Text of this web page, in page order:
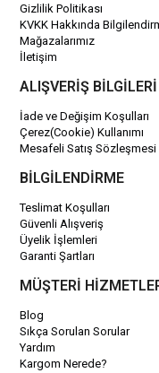
Gizlilik Politikası
KVKK Hakkında
Mağazalarımız
İletişim
ALIŞVERİŞ BİLGİLERİ
İade ve Değişim Koşulları
Çerez(Cookie) Kullanımı
Mesafeli Satış Sözleşmesi
BİLGİLENDİRME
Teslimat Koşulları
Güvenli Alışveriş
Üyelik İşlemleri
Garanti Şartları
MÜŞTERİ
Blog
Sıkça Sorulan Sorular
Yardım
Kargom Nerede?